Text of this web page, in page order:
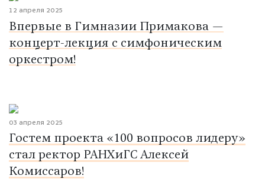
12 апреля 2025
Впервые в Гимназии Примакова —
концерт-лекция с симфоническим
оркестром!
03 апреля 2025
Гостем проекта «100 вопросов лидеру»
стал ректор РАНХиГС Алексей
Комиссаров!